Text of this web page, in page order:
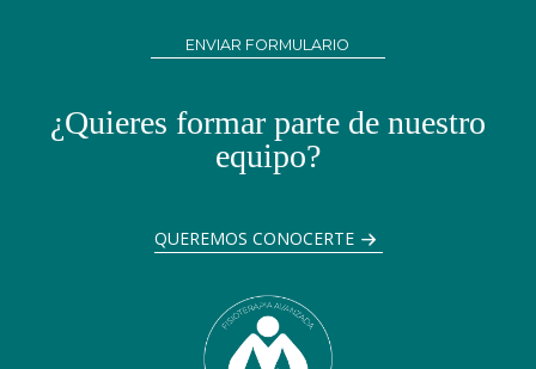
ENVIAR FORMULARIO
¿Quieres formar parte de nuestro
equipo?
QUEREMOS CONOCERTE